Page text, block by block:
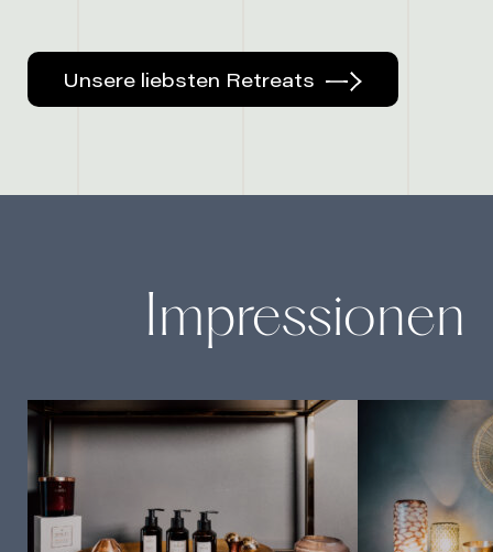
Unsere liebsten Retreats
Impressionen